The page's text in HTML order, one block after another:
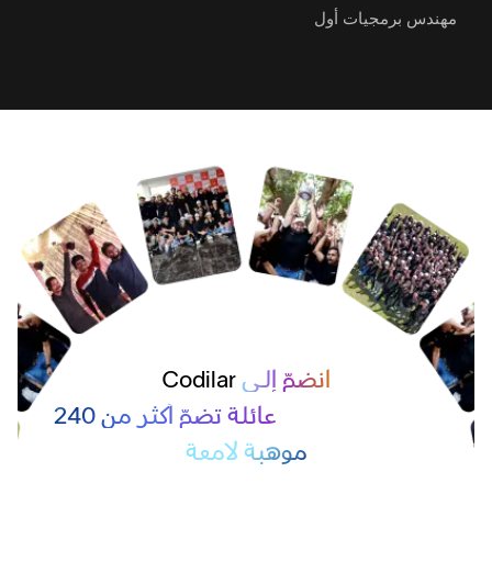
مهندس برمجيات أول
انضمّ إلى Codilar
عائلة تضمّ أكثر من 240
موهبة لامعة